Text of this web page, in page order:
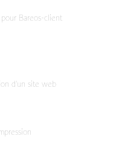
Bareos-client
d'un site web